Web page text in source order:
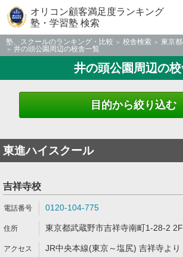
オリコン顧客満足度ランキング
塾・学習塾 検索
塾、スクールのランキング・比較 校舎検索
東京
井の頭公園周辺の校舎一覧
井の頭公園周辺の
目的から絞り込む
東進ハイスクール
吉祥寺校
0120-104-775
東京都武蔵野市吉祥寺南町1-28-2 2F
JR中央本線(東京～塩尻) 吉祥寺よ